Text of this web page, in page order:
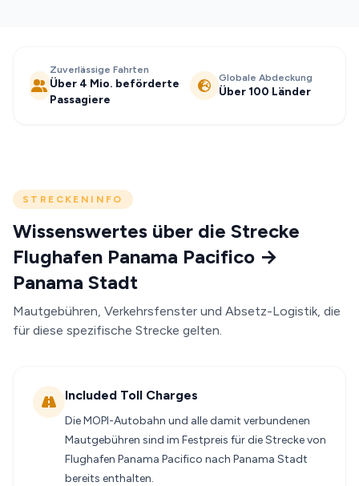
Zuverlässige Fahrten
Über 4 Mio. beförderte
Passagiere
Globale Abdeckung
Über 100 Länder
STRECKENINFO
Wissenswertes über die Strecke
Flughafen Panama Pacifico →
Panama Stadt
Mautgebühren, Verkehrsfenster und Absetz-Logistik, die
für diese spezifische Strecke gelten.
Included Toll Charges
Die MOPI-Autobahn und alle damit verbundenen
Mautgebühren sind im Festpreis für die Strecke von
Flughafen Panama Pacifico nach Panama Stadt
bereits enthalten.